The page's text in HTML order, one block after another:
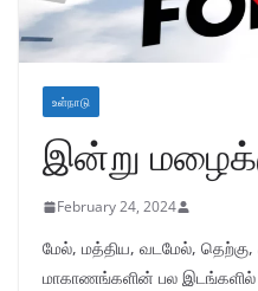
உள்நாடு
இன்று
February 24, 2024
மேல், மத்திய, வடமேல்,
மாகாணங்களின் பல இடங்களில்